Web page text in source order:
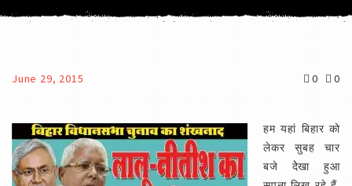
June 29, 2015 0 0
हम यहां बिहार को लेकर सुबह चार बजे देेखा हुआ सपना लिख रहे हैं. हमें नहीं मालूम कि हम जो सपना लिख रहे हैं, उसमें कितना सच है, कितना नहीं, लेकिन यह सपना इतना मजेदार है कि इससे जनता परिवार के मनोविज्ञान का, जनता परिवार के क़दमों का और जनता परिवार की सोच का पता चलता है. इसलिए हम जान-बूझ कर पहली बार सुबह चार बजे देखा हुआ सपना आपके सामने रख रहे हैं. आइए, देखते हैं कि सपने में हमने क्या देखा? सात तारीख की शाम साढ़े चार बजे दिल्ली में श्री मुलायम सिंह के निवास स्थान पर बैठक शुरू हुई और उस बैठक में लालू यादव, नीतीश कुमार, शरद यादव और स्वयं मुलायम सिंह उपस्थित थे. उस बैठक में समाजवादी पार्टी के महामंत्री राम गोपाल यादव भी मौजूद थे. बैठक बहुत अच्छे वातावरण में शुरू हुई, लेकिन अचानक नीतीश कुमार कुछ उखड़ गए. नीतीश कुमार ने सख्त लहजे में कहा, मुझे न मुख्यमंत्री बनना है, न मुझे कुछ करना है. अब मैं चाहता हूं कि सारी बातचीत यहीं रोक दी जाए. उन्होंने राम गोपाल यादव से भी कहा कि आपने इस तरह के बयान अ़खबारों में क्यों दिए कि बिहार में गठबंधन होगा, एक पार्टी नहीं बनेगी. दरअसल, नीतीश कुमार चाहते थे कि एक पार्टी बने और मुलायम सिंह उसके नेता के नाते सीटों का बंटवारा करें और जो भी फैसला करें, उसे लालू यादव और वह (नीतीश) मान लें, ताकि लोगों के सामने एक पार्टी, जिसका अस्तित्व बिहार, उत्तर प्रदेश, हरियाणा और कर्नाटक में होता, वह राष्ट्रीय पार्टी बिहार में विधानसभा का चुनाव लड़ती. श्री राम गोपाल यादव के एक बयान से यह प्रक्रिया समाप्त हो गई. इसके बाद नीतीश कुमार ने कहा, मैं जा रहा हूं, मुझे काम है और वह उस बैठक से बाहर निकल गए. सपने में हमने यह भी देखा कि लालू यादव नीतीश के बाहर जाने से दु:खी हुए और क्रोधित भी हुए. मुलायम सिंह को यह बात खराब लगी कि उस बैठक में जाने से पहले दिन में नीतीश कुमार क्यों राहुल गांधी से मिलने गए. बैठक वहीं पर रुक गई. नीतीश कुमार बिहार भवन चले गए. शरद यादव अपने घर चले गए और मुलायम सिंह जी एवं लालू यादव जी राम गोपाल जी के साथ वहां रह गए. सपने में हम देखते हैं कि मुलायम सिंह ने लालू यादव को समझाया कि अगर बिहार में आप दोनों मिलकर नहीं लड़ेंगे, तो जीतना असंभव है और चुनाव एकतऱफा भारतीय जनता पार्टी के पक्ष में चला जाएगा. शायद मुलायम सिंह को यह दिखाई दे रहा होगा कि बिहार की हार का नतीजा उन्हें उत्तर प्रदेश में भुगतना पड़ सकता है. मुलायम सिंह के समझाने के बाद न राम गोपाल जी को समझाने की ज़रूरत पड़ी और न लालू यादव को. श्री लालू यादव वहां से उठे और शरद यादव के घर चले गए. शरद यादव के घर पर अकेले लालू यादव गए. हमने सपने में देखा कि शरद यादव के ड्रॉइंग रूम में किसी का भी आना-जाना नहीं हो रहा है. शरद यादव और लालू यादव की बातचीत हो रही है. शरद यादव लालू यादव को बताते हैं, मुझे ऐसा लगता है कि नीतीश कुमार बिहार में अकेले चुनाव लड़ेंगे और उन्होंने मुझे यह संकेत दे दिया है कि अगर कांग्रेस साथ आती है, जिसके बारे में राहुल गांधी ने उनसे वादा किया है, तो स़िर्फ हम और कांग्रेस मिलकर चुनाव लड़ेंगे. आप अपने लड़ने की तैयारी कीजिए. शरद यादव और लालू यादव का रिश्ता बहुत अच्छा है. शरद यादव ने तस्वीर का दूसरा रुख भी बताया कि इसका राजनीतिक परिणाम क्या हो सकता है. लालू यादव ने कहा, मैंने तो कभी मना नहीं किया. अब मेरे साथी कोई इम्प्रेशन दें, बयान दें, तो उससे मेरा क्या लेना-देना. शरद यादव ने लालू यादव से यह भी कहा कि नीतीश कुमार ने अपना दिमाग बना लिया है और वह इस चुनाव में देवेगौड़ा, ओम प्रकाश चौटाला और कमल मोरारका को अपने पक्ष में चुनाव प्रचार के लिए बुलाएंगे. शरद यादव ने यह भी कहा कि इसका एक मतलब यह है कि फिर आरजेडी और समाजवादी पार्टी को छोड़कर राष्ट्रीय स्तर पर नई एकता की शुरुआत हो जाएगी. लालू यादव ने शरद यादव से सा़फ कहा कि आप नीतीश कुमार को मुलायम सिंह जी के यहां फिर बुलाइए और हम लोग बातचीत करेंगे. जब नीतीश कुमार के पास शरद यादव की यह खबर गई, तो उन्होंने उस बैठक में जाने से मना कर दिया. नीतीश कुमार ने कहा, मैं किसी भी प्रकार की घोषणा के पक्ष में नहीं हूं, न बैठक के पक्ष में हूं. मैं चाहता हूं कि जिसे जितनी सीटों पर लड़ने का मन है, वह लड़े. मैं किसी चीज का दावेदार नहीं हूं. यह मेरे ऊपर ग़लत आरोप है कि मैं मुख्यमंत्री या गठबंधन का नेता बनना चाहता हूं. सपने में हम देखते हैं कि शरद यादव बार-बार नीतीश कुमार के ऊपर दबाव डाल रहे हैं और नीतीश कुमार की पार्टी के कुछ लोग, जिनमें केसी त्यागी प्रमुख हैं, बार-बार नीतीश कुमार से कह रहे हैं कि जब सब लोग आप से कह रहे हैं कि रास्ता निकल रहा है, तो आप मुलायम सिंह के यहां क्यों नहीं जाते? अंतत: रात के साढ़े आठ बजे के आस-पास नीतीश कुमार फिर मुलायम सिंह के घर पहुंचते हैं और वहां पर नए सिरे से बैठक शुरू होती है. इस बार उस बैठक में सीधा फैसला होता है कि बिहार में दोनों दल मिलकर चुनाव लड़ेंगे, मुख्यमंत्री पद के उम्मीदवार नीतीश कुमार होंगे और लालू यादव इसकी घोषणा करेंगे. सीटों के बंटवारे पर पहले नीतीश कुमार का कहना था कि जब एक पार्टी रहेगी, तो कौन-सी सीट किसे दी जाए, इसका फैसला मुलायम सिंह करें और हम दोनों मानें. लेकिन अगर गठबंधन होगा, तो हम दोनों बराबर सीटों पर लड़ेंगे और बची हुई सीटों में हम कांग्रेस या अगर वामपंथी साथ आए, तो उन्हें समाहित करने की कोशिश करेंगे. लालू यादव ने कहा कि सीटों के ऊपर कोई मतभेद नहीं होगा. तीन-तीन लोगों की समिति इसके ऊपर बैठकर बात कर लेगी, जहां परेशानी होगी, वहां मैं और नीतीश कुमार मिलकर उसका फैसला कर लेंगे. बिहार में टूट जाने वाला धागा अचानक मजबूत बनकर सपने में हमें दिखाई दिया. इसके बाद हम देखते हैं कि नीतीश कुमार और लालू यादव खुले मन से पटना चले गए. मुलायम सिंह यादव को बहुत देर बाद यह समझ में आया कि उनकी रणनीति में कहीं कोई चूक हो रही है. दरअसल, मुलायम सिंह यादव के सामने प्रधानमंत्री पद की दावेदारी पेश करने का यह आ़िखरी अवसर है. आ़िखरी अवसर इसलिए, क्योंकि राजनीति में नए-नए लोग आते रहते हैं और पुराने लोगों को किनारे करते रहते हैं. मुलायम सिंह के सामने इतिहास ने एक नया अवसर दिया, जहां उन्हें देवगौड़ा, ओम प्रकाश चौटाला, नीतीश कुमार, लालू यादव एवं कमल मोरारका ने अपना नेता मान लिया, एक पार्टी का नेता मान लिया और जनता परिवार का मुखिया मान लिया. अगर इस गठबंधन की जगह एक पार्टी बनती, तो मुलायम सिंह नरेंद्र मोदी के सामने देश में एक विकल्प की तरह सामने आते और वे सारे लोग, जो भारतीय जनता पार्टी का समर्थन नहीं करते, जो कांग्रेस का भी समर्थन नहीं करते, इस पार्टी में शामिल होने की कतार में खड़े हो जाते. यानी गुजरात से प्रवीण सिंह जडेजा, ओडिशा से कांग्रेस का एक बड़ा तबका और पश्चिम बंगाल से वे सारे लोग, जो सीपीएम, कांग्रेस एवं ममता बनर्जी के साथ नहीं हैं. इन सबके संदेश दिल्ली में मुलायम सिंह के यहां पहुंच चुके थे. भूतपूर्व प्रधानमंत्री विश्वनाथ प्रताप सिंह के साथी बार-बार मुलायम सिंह जी के यहां यह संदेश भेज रहे थे कि यदि पार्टी बने, तो हम सब भी उसमें शामिल होने के लिए तैयार हैं. एक बड़ा राजनीतिक संगठन विपक्ष का स्थान लेने के लिए सामने आ रहा था. हालांकि, कांग्रेस को यह बहुत अच्छा नहीं लगता, लेकिन कांग्रेस भी उसके साथ मिल सकती थी और देश में एक नया राजनीतिक समीकरण उभर सकता था. अब मुलायम सिंह को लगा कि उनके साथियों की वजह से थोड़ी-सी चूक हो गई. अब मुलायम सिंह खुद इस दिमाग के हैं कि जल्द से जल्द एक पार्टी बन जानी चाहिए. इस सपने के एक हिस्से में हमने यह भी देखा कि मुलायम सिंह लखनऊ में अपने दस-बारह घनिष्ठ नेताओं के साथ बातचीत कर रहे हैं. उस बातचीत में उन्होंने यह कहा, मैं दिल्ली में अपनी पार्टी में किसके साथ बात करूं? एक मेरा पोता है, एक मेरी बहू है, एक मेरा भतीजा है यानी जो पांच लोग हैं लोकसभा में, वे सब मुलायम सिंह के परिवार के हैं. मुलायम सिंह ने इस बात को लेकर अपने पुत्र एवं उत्तर प्रदेश के मुख्यमंत्री से पूछा कि हमारी बहुमत की सरकार है, सारे प्रदेश में लोग हमारा समर्थन करते हैं, लेकिन हम स़िर्फ चार सीटों पर सिमट गए. पांचवीं सीट उपचुनाव में हमारे पास आई. इसका मैं क्या मतलब निकालूं? यह तो मेरी राजनीति के डगमगाने का संकेत है. उन्होंने कहा कि आप सारे लोग बैठे हुए हैं और प्रदेश में हम चुनाव हार जाते हैं. उन्होंने कई चीजों के बारे में उस बैठक में कहा. और, सबसे अपने दिल की बात कही कि आप लोग अगर काम नहीं करेंगे, तो कहीं न कहीं देश की राजनीति में हम हाशिये पर चले जाएंगे. हमने सपने में यह भी देखा कि दो दिन पहले मुलायम सिंह ने कुछ लोगों से कहा, मुझे समझ में आ गया है कि किसने-किसने इस काम को रोका यानी एक पार्टी बनने में किसने रोड़ा अटकाया और किसने ग़लतफहमियां फैलाईं, यह मेरी समझ में आ गया है. शायद मुलायम सिंह के पास ओम प्रकाश चौटाला की कही हुई यह बात पहुंची है कि मुलायम सिंह जी को हम सब प्रधानमंत्री बनाना चाहते हैं, लेकिन मुलायम सिंह के आस-पास के लोग उन्हें प्रधानमंत्री बनते नहीं देखना चाहते. शायद इसी कसौटी पर मुलायम सिंह ने सारे क़दमों को कसा और देश की राजनीति को लेकर थोड़े ज़्यादा चिंतित हमें सपने में दिखाई दिए. लालू यादव का रोल इस सारी चीज में सबसे पॉजिटिव रहा. हमने सपने में देखा कि चार महीने पहले जब लालू यादव के सामने यह बात रखी गई कि हमें एक पार्टी बनानी चाहिए, तो उसका समर्थन सबसे पहले लालू यादव ने किया. यह बात लालू यादव के सामने अन्य लोगों के अलावा सबसे पहले देवेगौड़ा जी ने रखी. हमने देखा कि लालू यादव देवेगौड़ा जी से कह रहे हैं, मैं इसमें पूरी तरह सहमत हूं और इसमें जो सैक्रिफाइस करना हो, वह मैं करने के लिए तैयार हूं. मैं पुराना लालू यादव नहीं हूं. मैं अब नए सिरे से, नई सच्चाइयों के साथ देश की स्थितियां देख रहा हूं. देश कहां जा रहा है, यह भी मैं समझ रहा हूं. और यह बात लालू यादव ने स़िर्फ देवेगौड़ा जी से ही नहीं कही, उन्होंने यह बात कई सारे लोगों से कही. लालू यादव दरअसल नए सिरे से एक बड़े परिवर्तन का गणित बनाने में लगे हुए हैं. लेकिन, लालू यादव के बारे में भी एक सोची-समझी योजना के तहत कई सारी खबरें अ़खबारों में आईं. आज बिहार में जीत का दारोमदार स़िर्फ और स़िर्फ लालू यादव की समझ, लालू यादव की रणनीति और लालू यादव के प्रचार अभियान की शैली के ऊपर निर्भर होता दिखाई दे रहा है. सपने में हमने यह भी देखा लालू यादव अपने सारे नज़दीकियों से बिल्कुल सा़फ कह रहे हैं कि हर हालत में बिहार का चुनाव नीतीश को सामने रखकर जीतना ही जीतना है. उसके बाद देश में कैंपेन करना है. सपने में हमने एक और चीज देखी. हमने देखा कि नीतीश कुमार ने दिल्ली की बैठक से पहले अपना यह दिमाग बना लिया था कि वह अकेले चुनाव लड़ेंगे और कांग्रेस का सहयोग लेंगे. देवेगौड़ा, ओम प्रकाश चौटाला और कमल मोरारका का सहयोग लेंगे. उन्होंने नरेंद्र मोदी के प्रचार अभियान में लगे बिहार के लड़कों को तोड़ा और उन्हें बिहार में प्रचार करने की नई ज़िम्मेदारी सौंप दी. उस टीम के नेता प्रशांत कुमार ने नरेंद्र मोदी की शैली में ही नीतीश कुमार के प्रचार अभियान की शुरुआत की. इस प्रचार अभियान में पहले ही दिन से पैसे का रोल दिखाई दे रहा है. प्रचार सामग्री, थ्री-डी यानी वे सारे क़दम, जो नरेंद्र मोदी ने आजमाए थे, बिहार में नीतीश कुमार ने आजमाने की तैयारी कर ली और उनकी टीम ने आठ तारीख को बिहार में यह पोस्टर लगवा दिए कि एक बार फिर नीतीश कुमार. यानी प्रचार अभियान का तरीका दिल्ली में केजरीवाल की तरह का उन्होंने डिजायन किया. नीतीश कुमार की रणनीति का एक छोटा शिफ्ट. पहले नीतीश कुमार राजनीतिक रूप से भारतीय जनता पार्टी का म़ुकाबला करने की बात सोचते थे, लेकिन अब वह नरेंद्र मोदी स्टाइल में राजनीति के साथ घनघोर प्रचार अभियान की शैली को अपना समर्थन दे चुके हैं. राहुल गांधी पशोपेश में थे कि बिहार में वह किस तरह से चुनाव लड़ें. वह लालू यादव के साथ ग